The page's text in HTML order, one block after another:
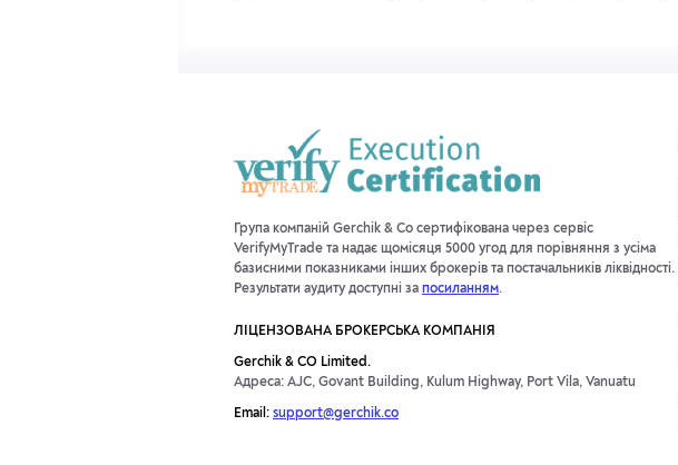
Група компаній Gerchik & Co сертифікована через сервіс
VerifyMyTrade та надає щомісяця 5000 угод для порівняння з усіма
базисними показниками інших брокерів та постачальників ліквідності.
Результати аудиту доступні за посиланням.
ЛІЦЕНЗОВАНА БРОКЕРСЬКА КОМПАНІЯ
Gerchik & CO Limited.
Адреса: AJC, Govant Building, Kulum Highway, Port Vila, Vanuatu
Email: support@gerchik.co